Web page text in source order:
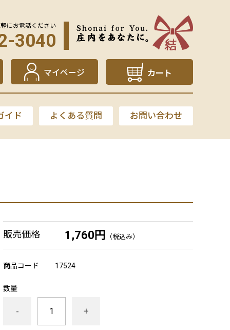
にお電話ください
3040
マイページ カート
イド よくある質問 お問い合わせ
販売価格 1,760円 （税込み）
商品コード 17524
数量
- +